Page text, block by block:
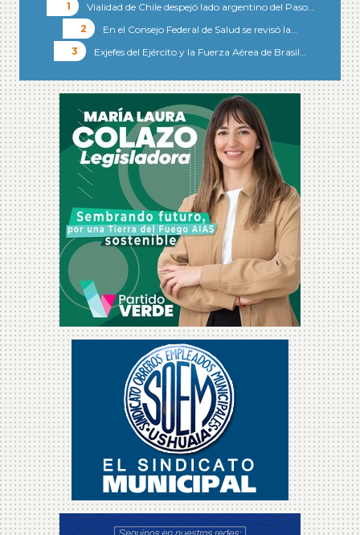
Vialidad de Chile despejó lado argentino del Paso…
En el Consejo Federal de Salud se revisó la…
Exjefes del Ejército y la Fuerza Aérea de Brasil…